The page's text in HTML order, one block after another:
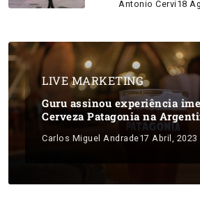
Antonio Cervi 18
LIVE MARKETING
Guru assinou experiência
Cerveza Patagonia na
Carlos Miguel Andrade17 Abril, 2023